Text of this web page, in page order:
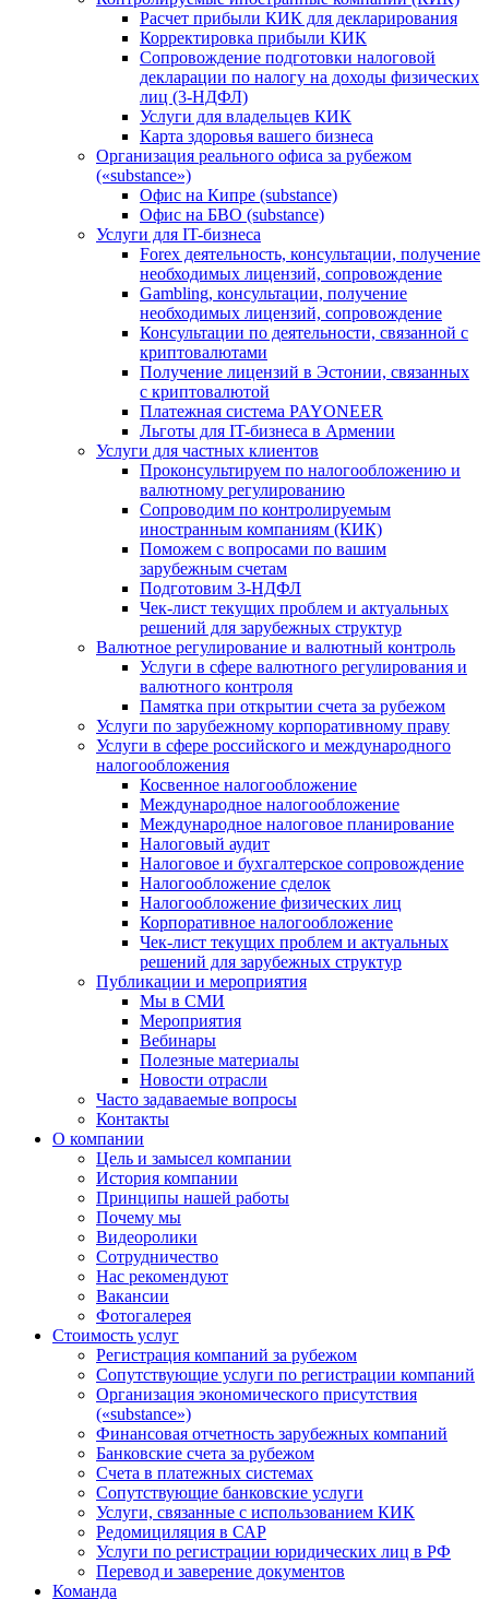
Расчет прибыли КИК для декларирования
Корректировка прибыли КИК
Сопровождение подготовки налоговой
декларации по налогу на доходы физических
лиц (3-НДФЛ)
Услуги для владельцев КИК
Карта здоровья вашего бизнеса
Организация реального офиса за рубежом
(«substance»)
Офис на Кипре (substance)
Офис на БВО (substance)
Услуги для IT-бизнеса
Forex деятельность, консультации, получение
необходимых лицензий, сопровождение
Gambling, консультации, получение
необходимых лицензий, сопровождение
Консультации по деятельности, связанной с
криптовалютами
Получение лицензий в Эстонии, связанных
с криптовалютой
Платежная система PAYONEER
Льготы для IT-бизнеса в Армении
Услуги для частных клиентов
Проконсультируем по налогообложению и
валютному регулированию
Сопроводим по контролируемым
иностранным компаниям (КИК)
Поможем с вопросами по вашим
зарубежным счетам
Подготовим 3-НДФЛ
Чек-лист текущих проблем и актуальных
решений для зарубежных структур
Валютное регулирование и валютный контроль
Услуги в сфере валютного регулирования и
валютного контроля
Памятка при открытии счета за рубежом
Услуги по зарубежному корпоративному праву
Услуги в сфере российского и международного
налогообложения
Косвенное налогообложение
Международное налогообложение
Международное налоговое планирование
Налоговый аудит
Налоговое и бухгалтерское сопровождение
Налогообложение сделок
Налогообложение физических лиц
Корпоративное налогообложение
Чек-лист текущих проблем и актуальных
решений для зарубежных структур
Публикации и мероприятия
Мы в СМИ
Мероприятия
Вебинары
Полезные материалы
Новости отрасли
Часто задаваемые вопросы
Контакты
О компании
Цель и замысел компании
История компании
Принципы нашей работы
Почему мы
Видеоролики
Сотрудничество
Нас рекомендуют
Вакансии
Фотогалерея
Стоимость услуг
Регистрация компаний за рубежом
Сопутствующие услуги по регистрации компаний
Организация экономического присутствия
(«substance»)
Финансовая отчетность зарубежных компаний
Банковские счета за рубежом
Счета в платежных системах
Сопутствующие банковские услуги
Услуги, связанные с использованием КИК
Редомициляция в САР
Услуги по регистрации юридических лиц в РФ
Перевод и заверение документов
Команда